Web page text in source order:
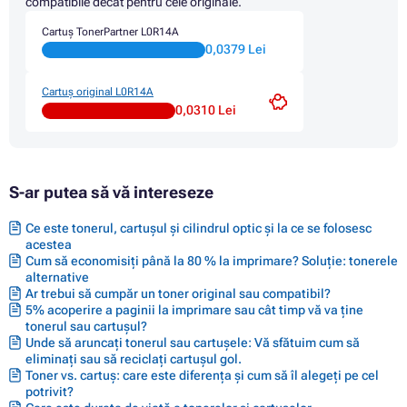
Cartuș TonerPartner L0R14A
0,0379 Lei
Cartuș original L0R14A
0,0310 Lei
S-ar putea să vă intereseze
Ce este tonerul, cartușul și cilindrul optic și la ce se folosesc
acestea
Cum să economisiți până la 80 % la imprimare? Soluție: tonerele
alternative
Ar trebui să cumpăr un toner original sau compatibil?
5% acoperire a paginii la imprimare sau cât timp vă va ține
tonerul sau cartușul?
Unde să aruncați tonerul sau cartușele: Vă sfătuim cum să
eliminați sau să reciclați cartușul gol.
Toner vs. cartuș: care este diferența și cum să îl alegeți pe cel
potrivit?